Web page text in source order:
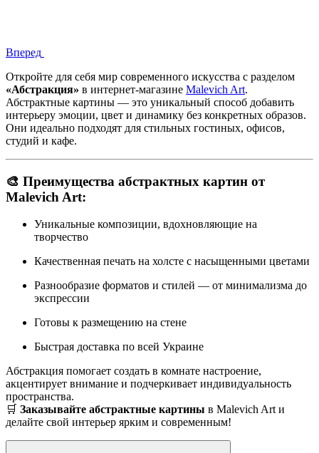
Вперед
Откройте для себя мир современного искусства с разделом
«Абстракция» в интернет-магазине Malevich Art.
Абстрактные картины — это уникальный способ добавить
интерьеру эмоции, цвет и динамику без конкретных образов.
Они идеально подходят для стильных гостиных, офисов,
студий и кафе.
🎨 Преимущества абстрактных картин от
Malevich Art:
Уникальные композиции, вдохновляющие на
творчество
Качественная печать на холсте с насыщенными цветами
Разнообразие форматов и стилей — от минимализма до
экспрессии
Готовы к размещению на стене
Быстрая доставка по всей Украине
Абстракция помогает создать в комнате настроение,
акцентирует внимание и подчеркивает индивидуальность
пространства.
🛒 Заказывайте абстрактные картины в Malevich Art и
делайте свой интерьер ярким и современным!